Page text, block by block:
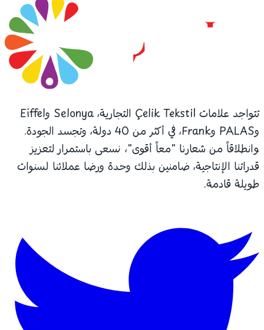
تتواجد علامات Çelik Tekstil التجارية، Selonya وEiffel
وPALAS وFrank، في أكثر من 40 دولة، وتجسد الجودة.
وانطلاقاً من شعارنا "معاً أقوى"، نسعى باستمرار لتعزيز
قدراتنا الإنتاجية، ضامنين بذلك وحدة ورضا عملائنا لسنوات
طويلة قادمة.